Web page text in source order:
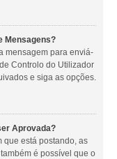
Mensagens?
mensagem para enviá-
Controlo do Utilizador
e siga as opções.
Aprovada?
que está postando, as
é possível que o